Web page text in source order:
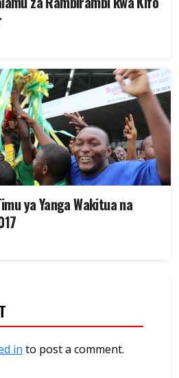
ya Yanga Wakitua na
in to post a comment.